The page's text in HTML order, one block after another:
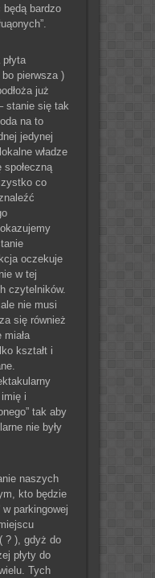
bardzo
pierwsza )
już
stanie się tak
na to
jedynej
władze
co
oczekuje
w tej
czytelników.
nie musi
się również
kształt i
i
tak aby
nie były
naszych
kto będzie
w parkingowej
? ), gdyż do
płyty do
Tych